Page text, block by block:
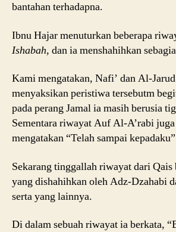
bantahan terhadapna.
Ibnu Hajar menuturkan beberapa
Ishabah, dan ia menshahihkan
Kami mengatakan, Nafi’ dan Al-
menyaksikan peristiwa tersebutm
pada perang Jamal ia masih berusia
Sementara riwayat Auf Al-A’rabi
mengatakan “Telah sampai
Sekarang tinggallah riwayat dari
yang dishahihkan oleh Adz-Dzahabi
serta yang lainnya.
Di dalam sebuah riwayat ia berkata,